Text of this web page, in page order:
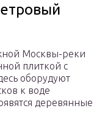
Москвы-реки
плиткой с
оборудуют
к воде
деревянные